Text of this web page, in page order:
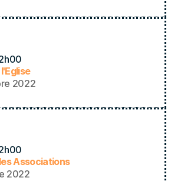
2022
Associations
2022